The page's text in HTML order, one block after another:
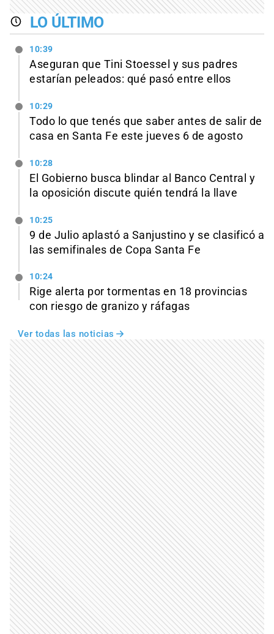
LO ÚLTIMO
10:39
Aseguran que Tini Stoessel y sus padres
estarían peleados: qué pasó entre ellos
10:29
Todo lo que tenés que saber antes de salir de
casa en Santa Fe este jueves 6 de agosto
10:28
El Gobierno busca blindar al Banco Central y
la oposición discute quién tendrá la llave
10:25
9 de Julio aplastó a Sanjustino y se clasificó a
las semifinales de Copa Santa Fe
10:24
Rige alerta por tormentas en 18 provincias
con riesgo de granizo y ráfagas
Ver todas las noticias